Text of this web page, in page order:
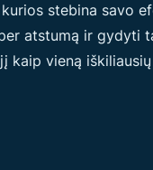
stebina savo
atstumą ir gydyti
vieną